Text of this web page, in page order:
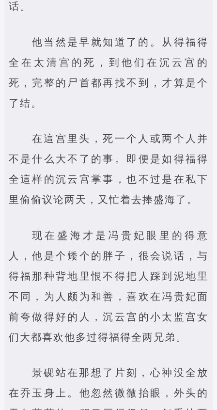
话。
他当然是早就知道了的。从得福得
全在太清宫的死，到他们在沉云宫的
死，完整的尸首都再找不到，才算是个
了结。
在這宫里头，死一个人或两个人并
不是什么大不了的事。即便是如得福得
全這样的沉云宫掌事，也不过是在私下
里偷偷议论两天，又忙着去捧盛海了。
现在盛海才是冯贵妃眼里的得意
人，他是个矮个的胖子，很会说话，与
得福那种背地里恨不得把人踩到泥地里
不同，为人颇为和善，喜欢在冯贵妃面
前夸做得好的人，沉云宫的小太监宫女
们大都喜欢他多过得福得全两兄弟。
景砚站在那想了片刻，心神没全放
在乔玉身上。他忽然微微抬眼，外头的